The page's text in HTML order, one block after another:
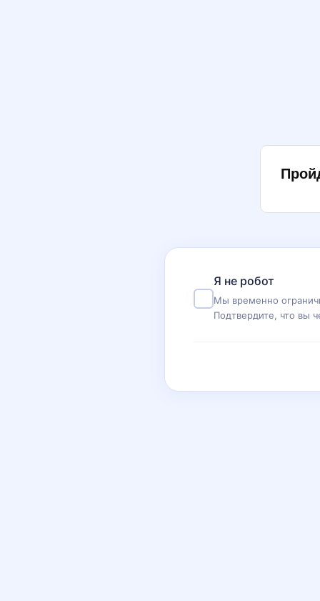
Я не робот
Мы временно
Подтвердите, что вы